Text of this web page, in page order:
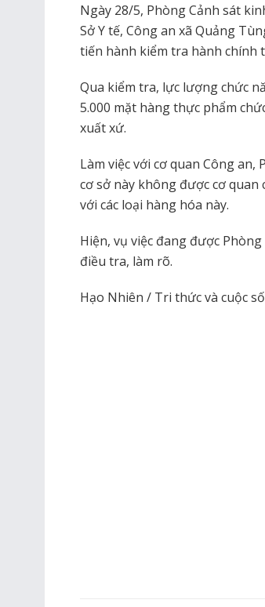
Ngày 28/5, Phòng Cảnh sát
Sở Y tế, Công an xã Quảng
tiến hành kiểm tra hành chính
Qua kiểm tra, lực lượng chức
5.000 mặt hàng thực phẩm
xuất xứ.
Làm việc với cơ quan Công
cơ sở này không được cơ
với các loại hàng hóa này.
Hiện, vụ việc đang được
điều tra, làm rõ.
Hạo Nhiên / Tri thức và cuộc